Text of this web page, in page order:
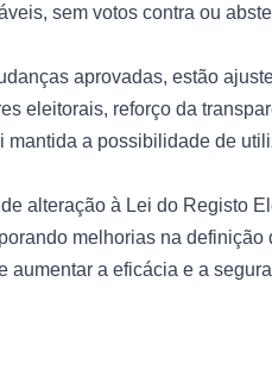
sem votos contra ou
aprovadas, estão
eleitorais, reforço da
mantida a possibilidade de
alteração à Lei do Registo
melhorias na
aumentar a eficácia e a